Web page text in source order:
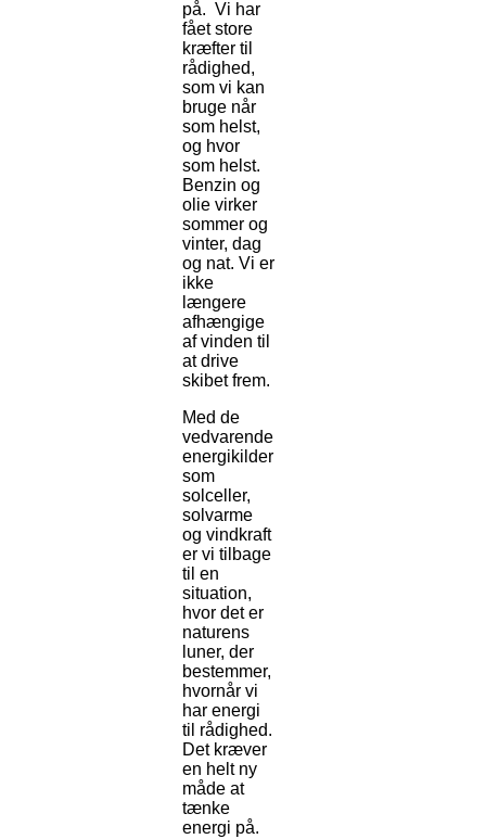
på. Vi har
fået store
kræfter til
rådighed,
som vi kan
bruge når
som helst,
og hvor
som helst.
Benzin og
olie virker
sommer og
vinter, dag
og nat. Vi er
ikke
længere
afhængige
af vinden til
at drive
skibet frem.
Med de
vedvarende
energikilder
som
solceller,
solvarme
og vindkraft
er vi tilbage
til en
situation,
hvor det er
naturens
luner, der
bestemmer,
hvornår vi
har energi
til rådighed.
Det kræver
en helt ny
måde at
tænke
energi på.